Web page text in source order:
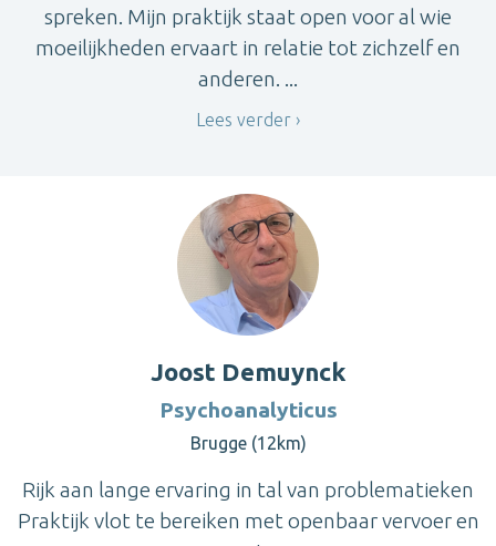
spreken. Mijn praktijk staat open voor al wie
moeilijkheden ervaart in relatie tot zichzelf en
anderen. ...
Lees verder
Joost Demuynck
Psychoanalyticus
Brugge (12km)
Rijk aan lange ervaring in tal van problematieken
Praktijk vlot te bereiken met openbaar vervoer en